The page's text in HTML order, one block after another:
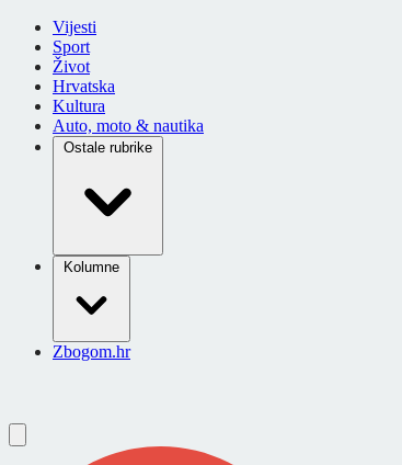
Vijesti
Sport
Život
Hrvatska
Kultura
Auto, moto & nautika
Ostale rubrike
Kolumne
Zbogom.hr